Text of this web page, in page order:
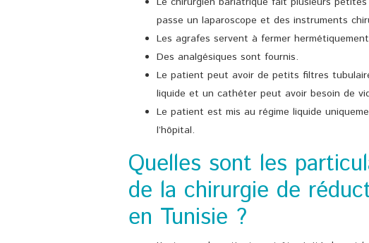
passe un laparoscope et des instruments
Les agrafes servent à fermer
Des analgésiques sont fournis.
Le patient peut avoir de petits filtres
liquide et un cathéter peut avoir besoin de
Le patient est mis au régime liquide
l’hôpital.
Quelles sont les
de la chirurgie de
en Tunisie ?